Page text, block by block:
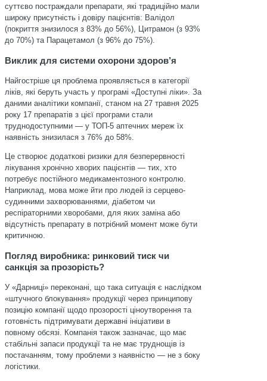
суттєво постраждали препарати, які традиційно мали
широку присутність і довіру пацієнтів: Валідол
(покриття знизилося з 83% до 56%), Цитрамон (з 93%
до 70%) та Парацетамол (з 96% до 75%).
Виклик для системи охорони здоров’я
Найгостріше ця проблема проявляється в категорії
ліків, які беруть участь у програмі «Доступні ліки». За
даними аналітики компанії, станом на 27 травня 2025
року 17 препаратів з цієї програми стали
труднодоступними — у ТОП-5 аптечних мереж їх
наявність знизилася з 76% до 58%.
Це створює додаткові ризики для безперервності
лікування хронічно хворих пацієнтів — тих, хто
потребує постійного медикаментозного контролю.
Наприклад, мова може йти про людей із серцево-
судинними захворюваннями, діабетом чи
респіраторними хворобами, для яких заміна або
відсутність препарату в потрібний момент може бути
критичною.
Погляд виробника: ринковий тиск чи
санкція за прозорість?
У «Дарниці» переконані, що така ситуація є наслідком
«штучного блокування» продукції через принципову
позицію компанії щодо прозорості ціноутворення та
готовність підтримувати державні ініціативи в
повному обсязі. Компанія також зазначає, що має
стабільні запаси продукції та не має труднощів із
постачанням, тому проблеми з наявністю — не з боку
логістики.